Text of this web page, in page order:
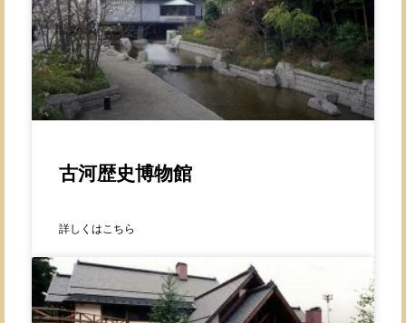
古河歴史博物館
詳しくはこちら